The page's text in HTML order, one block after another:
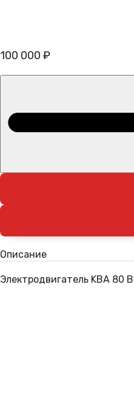
100 000 ₽
Описание
Электродвигатель KBA 80